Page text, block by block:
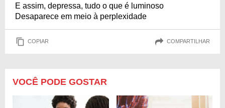
E assim, depressa, tudo o que é luminoso
Desaparece em meio à perplexidade
COPIAR COMPARTILHAR
VOCÊ PODE GOSTAR